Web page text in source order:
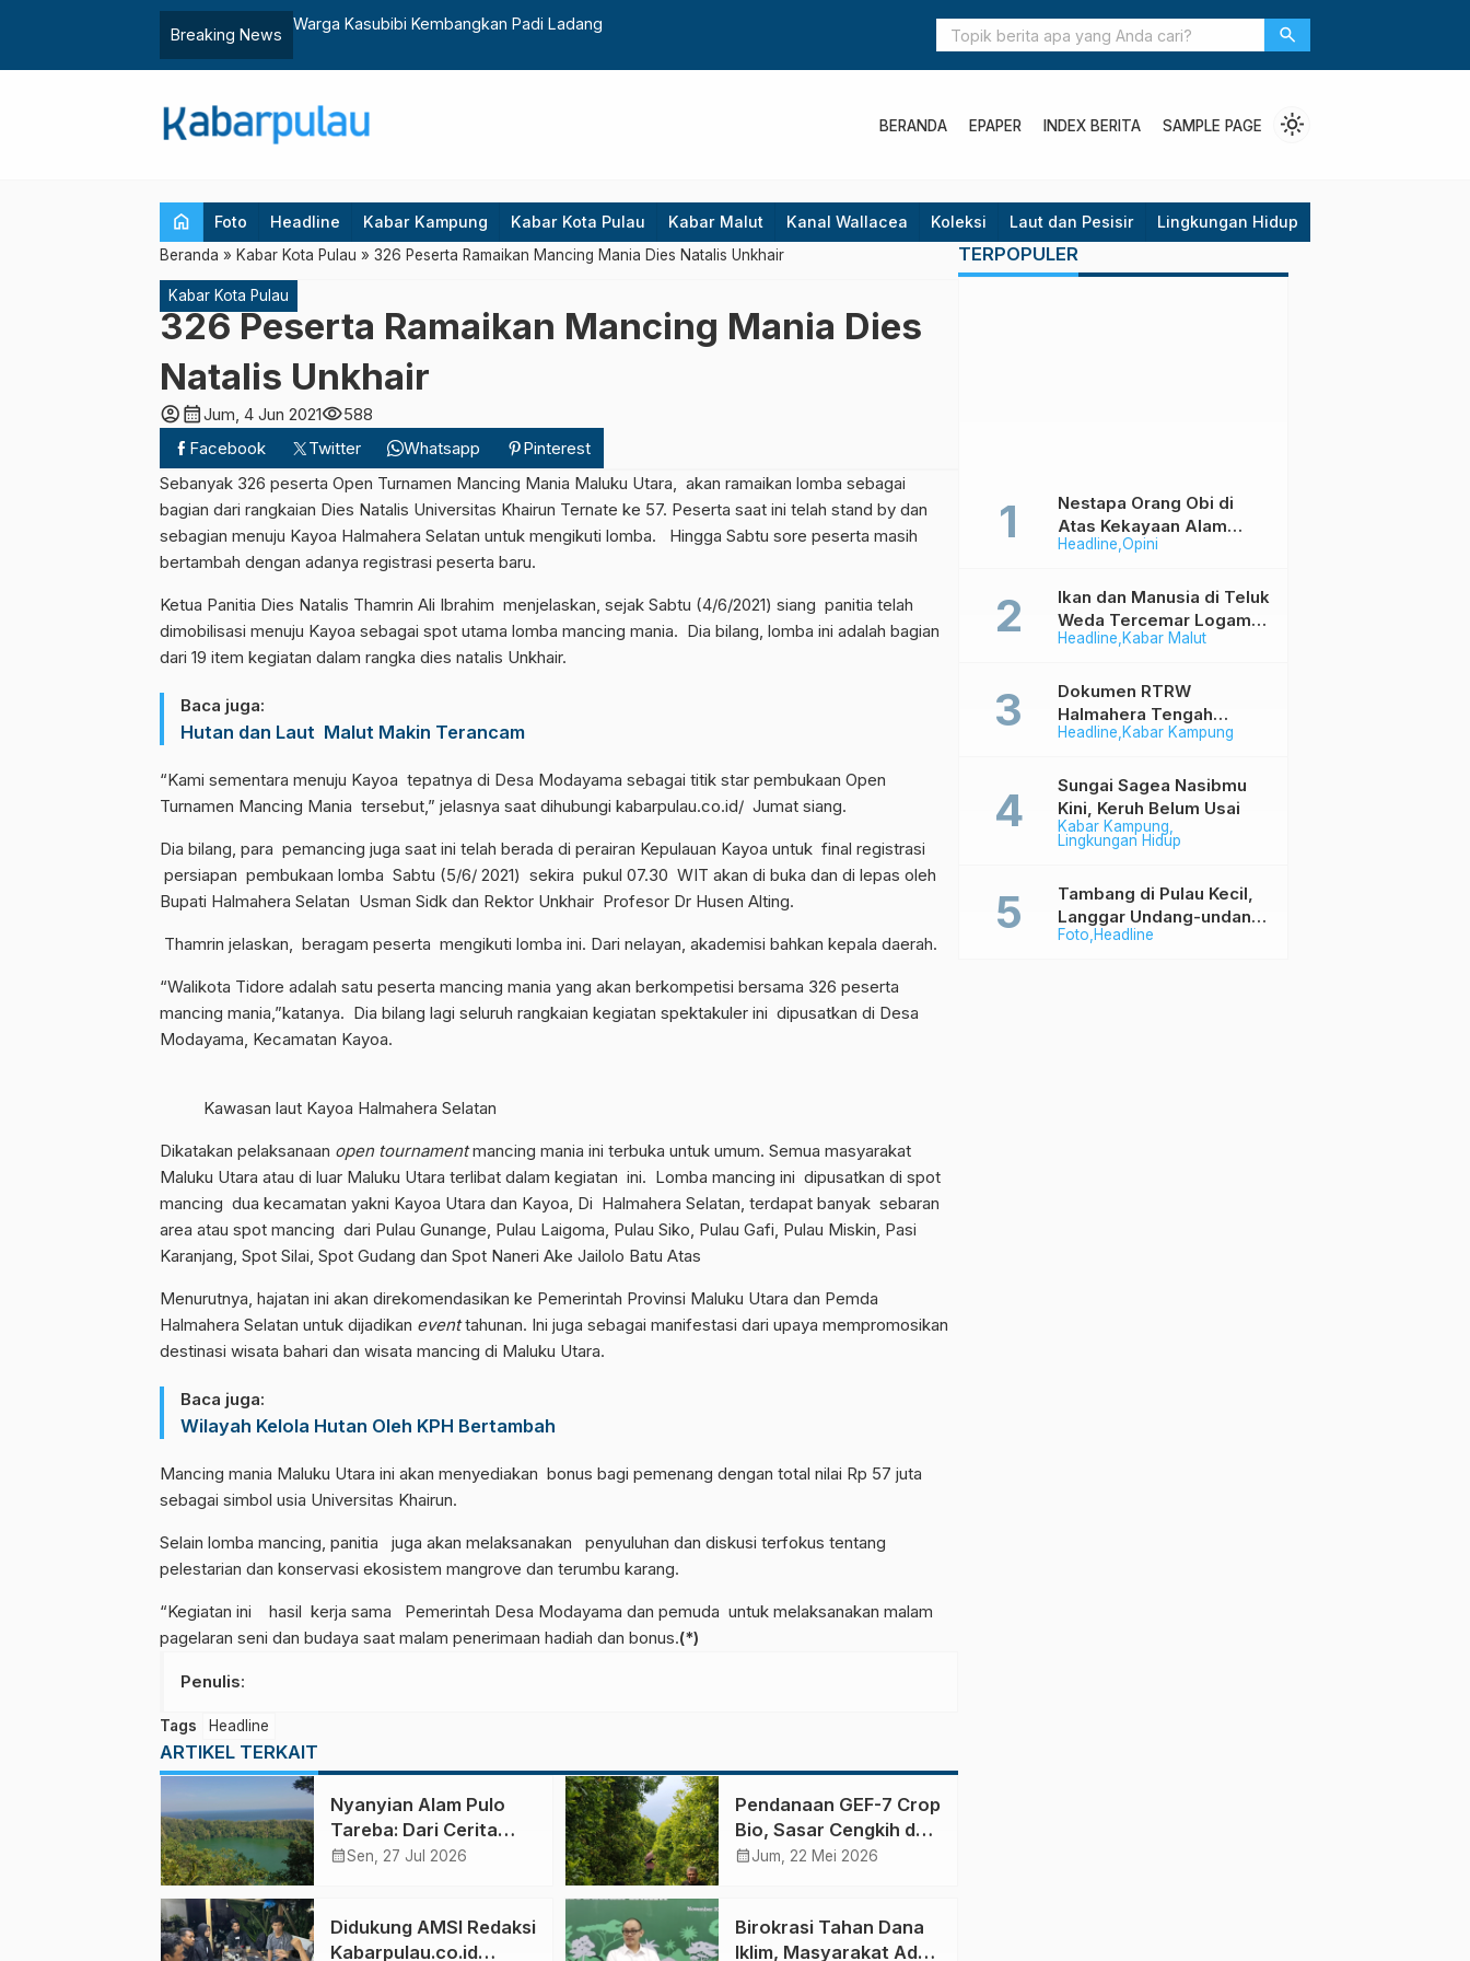
Breaking News
Warga Kasubibi Kembangkan Padi Ladang Akademisi: Ancaman Ekosistem Halmahera Serius search
BERANDA EPAPER INDEX BERITA SAMPLE PAGE light_mode
home Foto Headline Kabar Kampung Kabar Kota Pulau Kabar Malut Kanal Wallacea Koleksi Laut dan Pesisir Lingkungan Hidup
Beranda » Kabar Kota Pulau » 326 Peserta Ramaikan Mancing Mania Dies Natalis Unkhair
Kabar Kota Pulau
326 Peserta Ramaikan Mancing Mania Dies
Natalis Unkhair
account_circlecalendar_monthJum, 4 Jun 2021visibility588
Facebook
Twitter Whatsapp
Pinterest
Sebanyak 326 peserta Open Turnamen Mancing Mania Maluku Utara, akan ramaikan lomba sebagai
bagian dari rangkaian Dies Natalis Universitas Khairun Ternate ke 57. Peserta saat ini telah stand by dan
sebagian menuju Kayoa Halmahera Selatan untuk mengikuti lomba. Hingga Sabtu sore peserta masih
bertambah dengan adanya registrasi peserta baru.
Ketua Panitia Dies Natalis Thamrin Ali Ibrahim menjelaskan, sejak Sabtu (4/6/2021) siang panitia telah
dimobilisasi menuju Kayoa sebagai spot utama lomba mancing mania. Dia bilang, lomba ini adalah bagian
dari 19 item kegiatan dalam rangka dies natalis Unkhair.
Baca juga:
Hutan dan Laut Malut Makin Terancam
“Kami sementara menuju Kayoa tepatnya di Desa Modayama sebagai titik star pembukaan Open
Turnamen Mancing Mania tersebut,” jelasnya saat dihubungi kabarpulau.co.id/ Jumat siang.
Dia bilang, para pemancing juga saat ini telah berada di perairan Kepulauan Kayoa untuk final registrasi
persiapan pembukaan lomba Sabtu (5/6/ 2021) sekira pukul 07.30 WIT akan di buka dan di lepas oleh
Bupati Halmahera Selatan Usman Sidk dan Rektor Unkhair Profesor Dr Husen Alting.
Thamrin jelaskan, beragam peserta mengikuti lomba ini. Dari nelayan, akademisi bahkan kepala daerah.
“Walikota Tidore adalah satu peserta mancing mania yang akan berkompetisi bersama 326 peserta
mancing mania,”katanya. Dia bilang lagi seluruh rangkaian kegiatan spektakuler ini dipusatkan di Desa
Modayama, Kecamatan Kayoa.
Kawasan laut Kayoa Halmahera Selatan
Dikatakan pelaksanaan open tournamentmancing mania ini terbuka untuk umum. Semua masyarakat
Maluku Utara atau di luar Maluku Utara terlibat dalam kegiatan ini. Lomba mancing ini dipusatkan di spot
mancing dua kecamatan yakni Kayoa Utara dan Kayoa, Di Halmahera Selatan, terdapat banyak sebaran
area atau spot mancing dari Pulau Gunange, Pulau Laigoma, Pulau Siko, Pulau Gafi, Pulau Miskin, Pasi
Karanjang, Spot Silai, Spot Gudang dan Spot Naneri Ake Jailolo Batu Atas
Menurutnya, hajatan ini akan direkomendasikan ke Pemerintah Provinsi Maluku Utara dan Pemda
Halmahera Selatan untuk dijadikan eventtahunan. Ini juga sebagai manifestasi dari upaya mempromosikan
destinasi wisata bahari dan wisata mancing di Maluku Utara.
Baca juga:
Wilayah Kelola Hutan Oleh KPH Bertambah
Mancing mania Maluku Utara ini akan menyediakan bonus bagi pemenang dengan total nilai Rp 57 juta
sebagai simbol usia Universitas Khairun.
Selain lomba mancing, panitia juga akan melaksanakan penyuluhan dan diskusi terfokus tentang
pelestarian dan konservasi ekosistem mangrove dan terumbu karang.
“Kegiatan ini hasil kerja sama Pemerintah Desa Modayama dan pemuda untuk melaksanakan malam
pagelaran seni dan budaya saat malam penerimaan hadiah dan bonus.(*)
Penulis:
Tags Headline
ARTIKEL TERKAIT
Nyanyian Alam Pulo
Tareba: Dari Cerita
Indahnya Alam hingga
calendar_monthSen, 27 Jul 2026
Pendanaan GEF-7 Crop
Bio, Sasar Cengkih dan
Pala
calendar_monthJum, 22 Mei 2026
Didukung AMSI Redaksi
Kabarpulau.co.id
Birokrasi Tahan Dana
Iklim, Masyarakat Adat
TERPOPULER
Headline Opini
Nestapa Orang Obi di
Atas Kekayaan Alam
Berlimpah
Headline Kabar Malut
Ikan dan Manusia di Teluk
Weda Tercemar Logam
Berbahaya
Headline Kabar Kampung
Dokumen RTRW
Halmahera Tengah
Memihak Industri (1)
Kabar Kampung
Lingkungan Hidup
Sungai Sagea Nasibmu
Kini, Keruh Belum Usai
Foto Headline
Tambang di Pulau Kecil,
Langgar Undang-undang
Tapi Aman Saja